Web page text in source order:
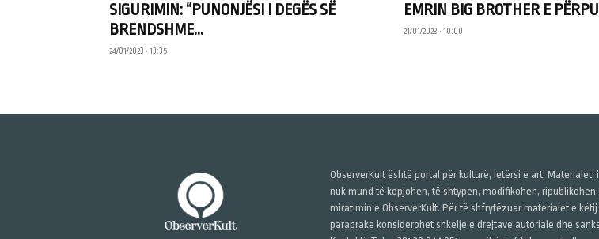
SIGURIMIN: “PUNONJËSI I DEGËS SË
BRENDSHME...
24/01/2023 • 13:35
EMRIN BIG BROTHER E
21/01/2023 • 10:00
ObserverKult është portal për kulturë, letërsi e art.
nuk mund të kopjohen, të shtypen, modifikohen,
miratimin e ObserverKult. Për të shfrytëzuar materialet e
paraprake konsiderohet shkelje e drejtave autoriale dhe